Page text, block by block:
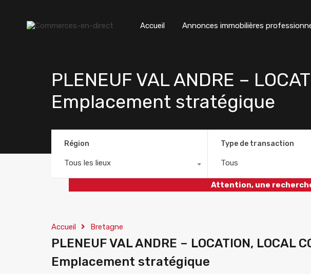
Accueil Annonces immobilières
PLENEUF VAL ANDRE –
Emplacement stratégique
Région
Tous les lieux
Type de transaction
Tous
Attention, une
Accueil Bretagne
PLENEUF VAL ANDRE – LOCATION, LOCAL
Emplacement stratégique